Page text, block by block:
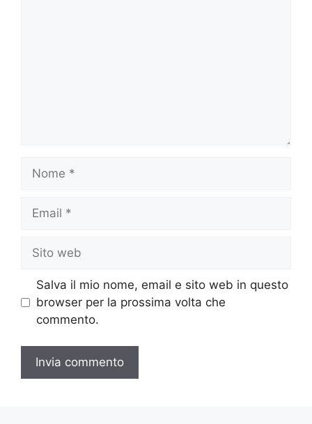
web
Salva il mio nome, email e sito web in questo
browser per la prossima volta che
commento.